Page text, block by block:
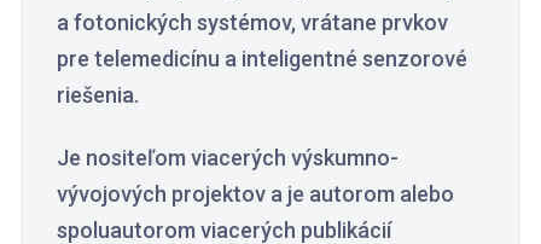
a fotonických systémov, vrátane prvkov
pre telemedicínu a inteligentné senzorové
riešenia.
Je nositeľom viacerých výskumno-
vývojových projektov a je autorom alebo
spoluautorom viacerých publikácií